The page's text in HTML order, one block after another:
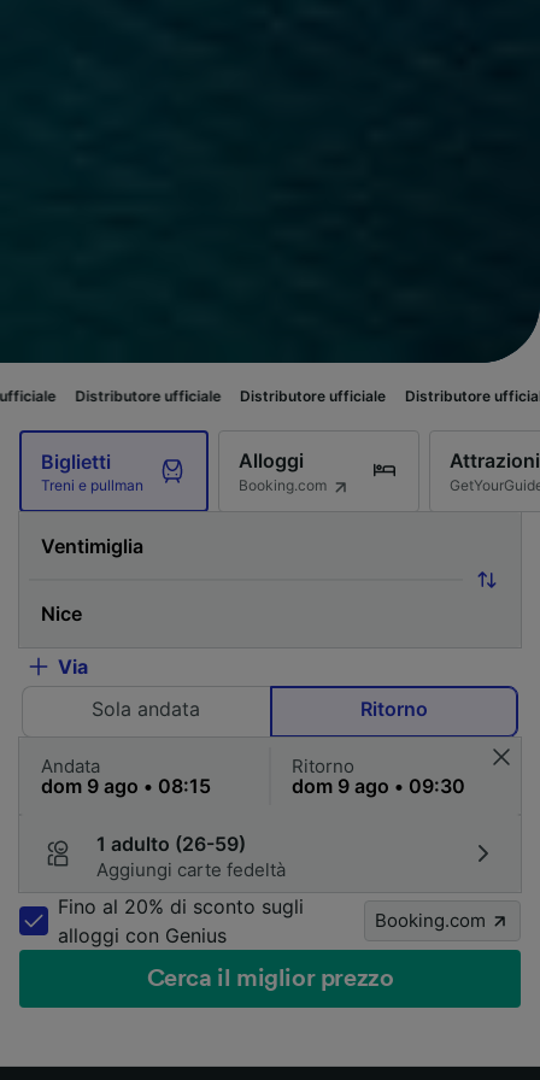
ufficiale Distributore ufficiale Distributore ufficiale
Biglietti
Treni e pullman
Alloggi
Booking.com
Attrazioni
Via
Sola andata
Ritorno
Andata Ritorno
1 adulto (26-59)
Aggiungi carte fedeltà
Fino al 20% di sconto sugli
alloggi con Genius
Booking.com
Cerca il miglior prezzo